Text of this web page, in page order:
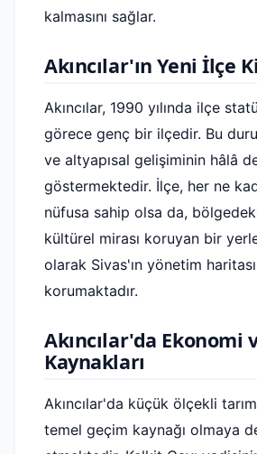
kalmasını sağlar.
Akıncılar'ın Yeni İlçe
Akıncılar, 1990 yılında ilçe
görece genç bir ilçedir. Bu
ve altyapısal gelişiminin hâlâ
göstermektedir. İlçe, her ne
nüfusa sahip olsa da,
kültürel mirası koruyan bir
olarak Sivas'ın yönetim
korumaktadır.
Akıncılar'da Ekonomi
Kaynakları
Akıncılar'da küçük ölçekli
temel geçim kaynağı olmaya